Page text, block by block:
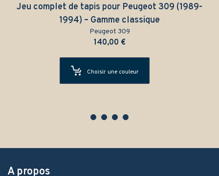
tapis pour Peugeot 309 (1989-
– Gamme classique
Tapis
A propos